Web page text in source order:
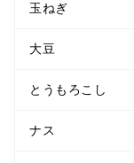
玉ねぎ
大豆
とうもろこし
ナス